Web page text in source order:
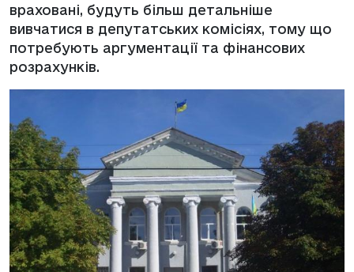
враховані, будуть більш детальніше
вивчатися в депутатських комісіях, тому що
потребують аргументації та фінансових
розрахунків.